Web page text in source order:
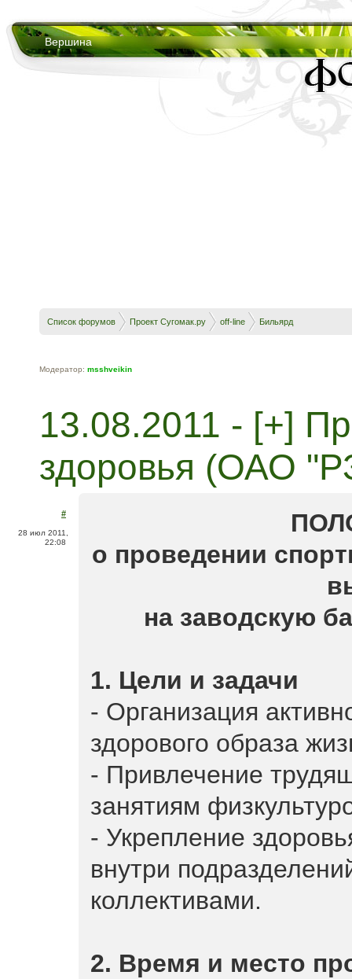
Вершина
Список форумов Проект Сугомак.ру off-line Бильярд
Модератор: msshveikin
13.08.2011 - [+]
здоровья (ОАО
#
28 июл 2011,
22:08
о проведении
на заводскую
1. Цели и задачи
- Организация
здорового образа
- Привлечение
занятиям
- Укрепление
внутри
коллективами.
2. Время и место